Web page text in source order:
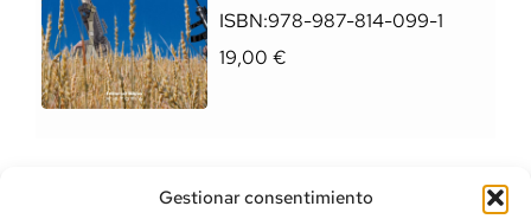
Gestionar consentimiento
ISBN:978-987-814-099-1
19,00 €